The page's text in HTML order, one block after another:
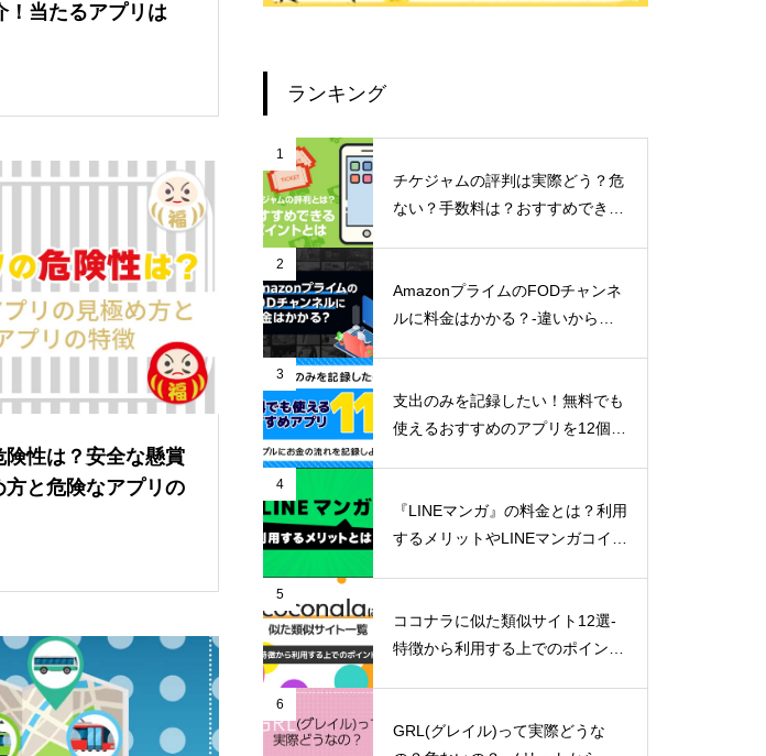
！当たるアプリは
性は？安全な懸賞
方と危険なアプリの
ランキング
1
チケジャムの評判は実際どう？危
ない？手数料は？おすすめできる
2
AmazonプライムのFODチャンネ
ルに料金はかかる？-違いからメ
3
支出のみを記録したい！無料でも
使えるおすすめのアプリを12個ご
4
『LINEマンガ』の料金とは？利用
するメリットやLINEマンガコイン
5
ココナラに似た類似サイト12選-
特徴から利用する上でのポイン
6
GRL(グレイル)って実際どうな